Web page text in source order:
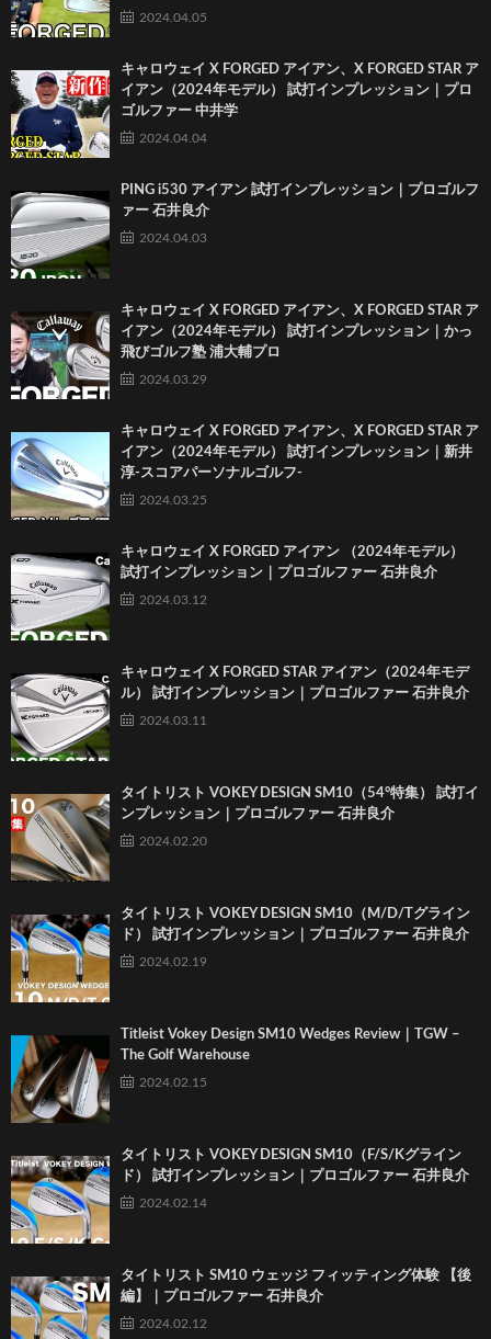
2024.04.05
キャロウェイ X FORGED アイアン、X FORGED STAR ア
イアン（2024年モデル） 試打インプレッション｜プロ
ゴルファー 中井学
2024.04.04
PING i530 アイアン 試打インプレッション｜プロゴルフ
ァー 石井良介
2024.04.03
キャロウェイ X FORGED アイアン、X FORGED STAR ア
イアン（2024年モデル） 試打インプレッション｜かっ
飛びゴルフ塾 浦大輔プロ
2024.03.29
キャロウェイ X FORGED アイアン、X FORGED STAR ア
イアン（2024年モデル） 試打インプレッション｜新井
淳-スコアパーソナルゴルフ-
2024.03.25
キャロウェイ X FORGED アイアン （2024年モデル）
試打インプレッション｜プロゴルファー 石井良介
2024.03.12
キャロウェイ X FORGED STAR アイアン（2024年モデ
ル） 試打インプレッション｜プロゴルファー 石井良介
2024.03.11
タイトリスト VOKEY DESIGN SM10（54°特集） 試打イ
ンプレッション｜プロゴルファー 石井良介
2024.02.20
タイトリスト VOKEY DESIGN SM10（M/D/Tグライン
ド） 試打インプレッション｜プロゴルファー 石井良介
2024.02.19
Titleist Vokey Design SM10 Wedges Review｜TGW –
The Golf Warehouse
2024.02.15
タイトリスト VOKEY DESIGN SM10（F/S/Kグライン
ド） 試打インプレッション｜プロゴルファー 石井良介
2024.02.14
タイトリスト SM10 ウェッジ フィッティング体験 【後
編】｜プロゴルファー 石井良介
2024.02.12